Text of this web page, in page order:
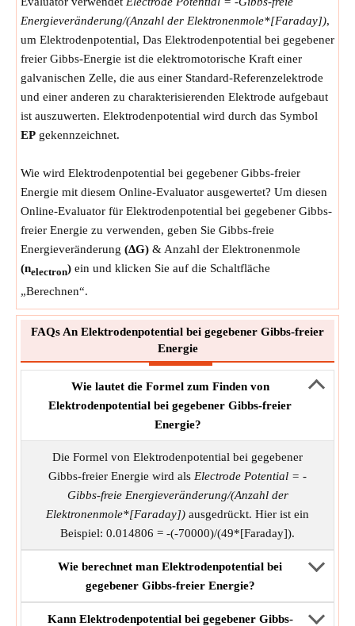
Energieveränderung/(Anzahl der Elektronenmole*[Faraday]),
um Elektrodenpotential, Das Elektrodenpotential bei gegebener
freier Gibbs-Energie ist die elektromotorische Kraft einer
galvanischen Zelle, die aus einer Standard-Referenzelektrode
und einer anderen zu charakterisierenden Elektrode aufgebaut
ist auszuwerten. Elektrodenpotential wird durch das Symbol
EP gekennzeichnet.
Wie wird Elektrodenpotential bei gegebener Gibbs-freier
Energie mit diesem Online-Evaluator ausgewertet? Um diesen
Online-Evaluator für Elektrodenpotential bei gegebener Gibbs-
freier Energie zu verwenden, geben Sie Gibbs-freie
Energieveränderung (ΔG) & Anzahl der Elektronenmole
(nelectron) ein und klicken Sie auf die Schaltfläche
„Berechnen“.
FAQs An Elektrodenpotential bei gegebener Gibbs-freier
Energie
Wie lautet die Formel zum Finden von
Elektrodenpotential bei gegebener Gibbs-freier
Energie?
Die Formel von Elektrodenpotential bei gegebener
Gibbs-freier Energie wird als Electrode Potential = -
Gibbs-freie Energieveränderung/(Anzahl der
Elektronenmole*[Faraday]) ausgedrückt. Hier ist ein
Beispiel: 0.014806 = -(-70000)/(49*[Faraday]).
Wie berechnet man Elektrodenpotential bei
gegebener Gibbs-freier Energie?
Kann Elektrodenpotential bei gegebener Gibbs-